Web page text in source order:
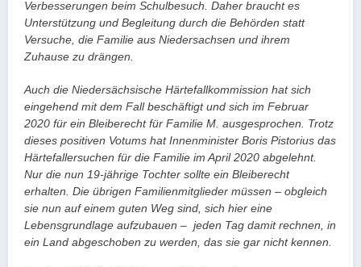
Verbesserungen beim Schulbesuch. Daher braucht es
Unterstützung und Begleitung durch die Behörden statt
Versuche, die Familie aus Niedersachsen und ihrem
Zuhause zu drängen.
Auch die Niedersächsische Härtefallkommission hat sich
eingehend mit dem Fall beschäftigt und sich im Februar
2020 für ein Bleiberecht für Familie M. ausgesprochen. Trotz
dieses positiven Votums hat Innenminister Boris Pistorius das
Härtefallersuchen für die Familie im April 2020 abgelehnt.
Nur die nun 19-jährige Tochter sollte ein Bleiberecht
erhalten. Die übrigen Familienmitglieder müssen – obgleich
sie nun auf einem guten Weg sind, sich hier eine
Lebensgrundlage aufzubauen – jeden Tag damit rechnen, in
ein Land abgeschoben zu werden, das sie gar nicht kennen.